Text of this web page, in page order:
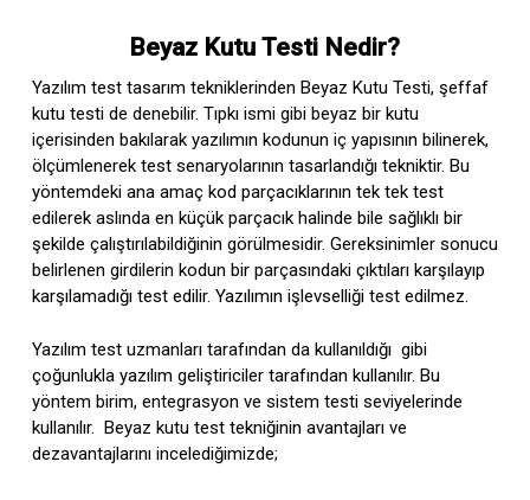
Beyaz Kutu Testi Nedir?
Yazılım test tasarım tekniklerinden Beyaz Kutu Testi, şeffaf
kutu testi de denebilir. Tıpkı ismi gibi beyaz bir kutu
içerisinden bakılarak yazılımın kodunun iç yapısının bilinerek,
ölçümlenerek test senaryolarının tasarlandığı tekniktir. Bu
yöntemdeki ana amaç kod parçacıklarının tek tek test
edilerek aslında en küçük parçacık halinde bile sağlıklı bir
şekilde çalıştırılabildiğinin görülmesidir. Gereksinimler sonucu
belirlenen girdilerin kodun bir parçasındaki çıktıları karşılayıp
karşılamadığı test edilir. Yazılımın işlevselliği test edilmez.
Yazılım test uzmanları tarafından da kullanıldığı gibi
çoğunlukla yazılım geliştiriciler tarafından kullanılır. Bu
yöntem birim, entegrasyon ve sistem testi seviyelerinde
kullanılır. Beyaz kutu test tekniğinin avantajları ve
dezavantajlarını incelediğimizde;